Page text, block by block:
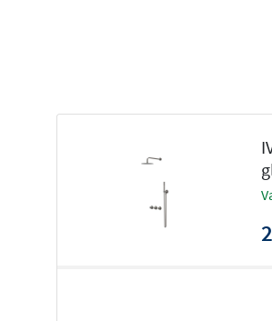
Deze doucheset is leverbaar
cm tot 30 cm diameter, en in
Je kiest daarnaast tussen een
moderne look, of een wandarm
hoofddouche levert een
een wellness-ervaring maakt.